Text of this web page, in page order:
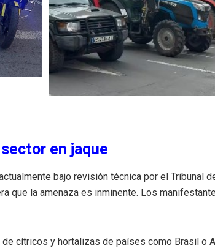
en jaque
bajo revisión técnica por el Tribunal
que la amenaza es inminente. Los
de cítricos y hortalizas de países como Brasil o